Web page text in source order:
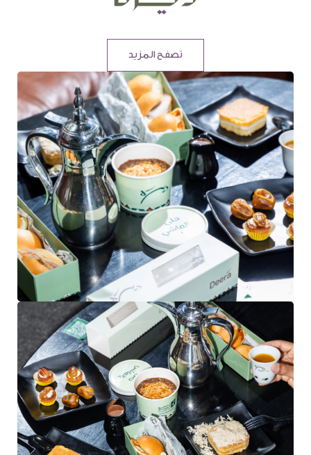
تصفح المزيد